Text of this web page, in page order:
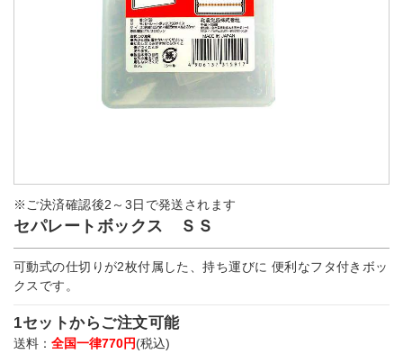
※ご決済確認後2～3日で発送されます
セパレートボックス ＳＳ
可動式の仕切りが2枚付属した、持ち運びに 便利なフタ付きボッ
クスです。
1セットからご注文可能
送料： 全国一律770円(税込)